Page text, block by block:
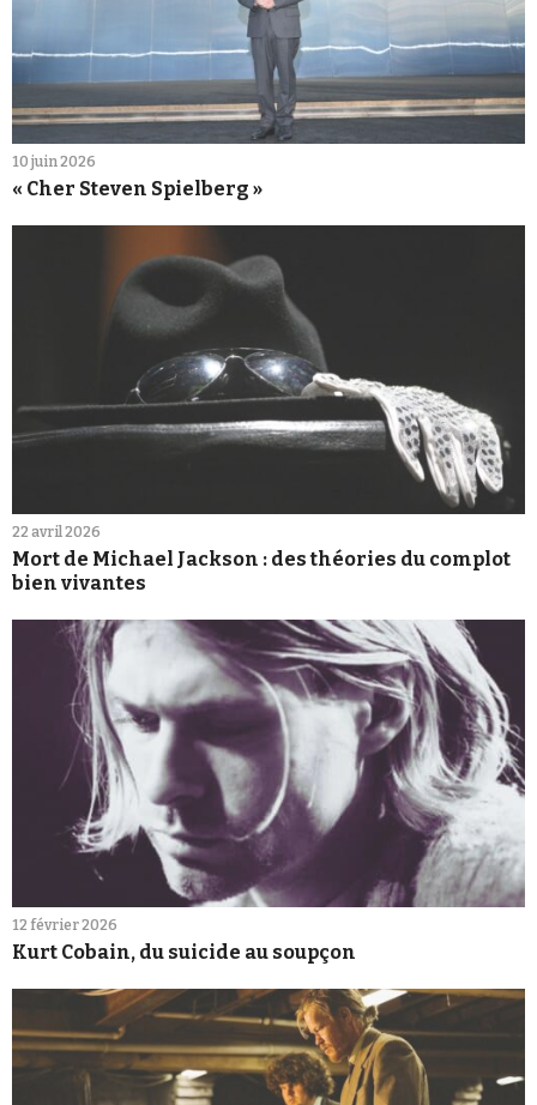
10 juin 2026
« Cher Steven Spielberg »
22 avril 2026
Mort de Michael Jackson : des théories du complot
bien vivantes
12 février 2026
Kurt Cobain, du suicide au soupçon